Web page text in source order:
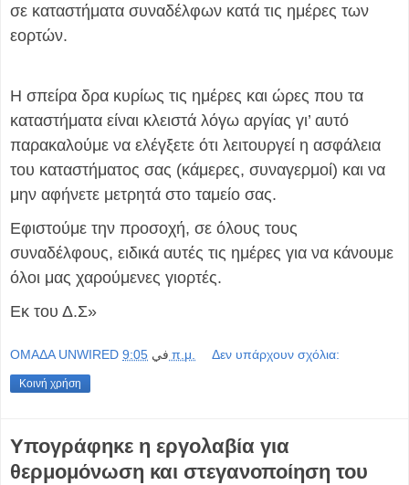
σε καταστήματα συναδέλφων κατά τις ημέρες των
εορτών.
Η σπείρα δρα κυρίως τις ημέρες και ώρες που τα
καταστήματα είναι κλειστά λόγω αργίας γι’ αυτό
παρακαλούμε να ελέγξετε ότι λειτουργεί η ασφάλεια
του καταστήματος σας (κάμερες, συναγερμοί) και να
μην αφήνετε μετρητά στο ταμείο σας.
Εφιστούμε την προσοχή, σε όλους τους
συναδέλφους, ειδικά αυτές τις ημέρες για να κάνουμε
όλοι μας χαρούμενες γιορτές.
Εκ του Δ.Σ»
OMAΔΑ UNWIRED في 9:05 π.μ. Δεν υπάρχουν σχόλια:
Κοινή χρήση
Υπογράφηκε η εργολαβία για
θερμομόνωση και στεγανοποίηση του